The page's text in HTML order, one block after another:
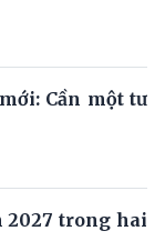
Cần một tư
2027 trong hai